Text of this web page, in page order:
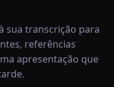
sua transcrição para
referências
apresentação que